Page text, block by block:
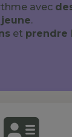
avec
.
et prendre